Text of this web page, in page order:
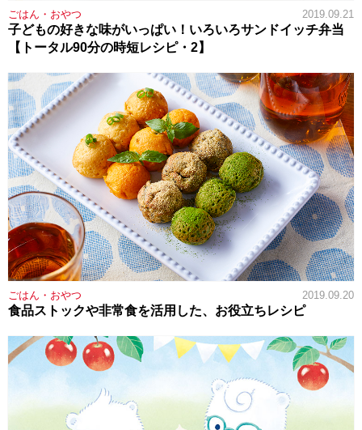
ごはん・おやつ 2019.09.21
子どもの好きな味がいっぱい！いろいろサンドイッチ弁当
【トータル90分の時短レシピ・2】
ごはん・おやつ 2019.09.20
食品ストックや非常食を活用した、お役立ちレシピ